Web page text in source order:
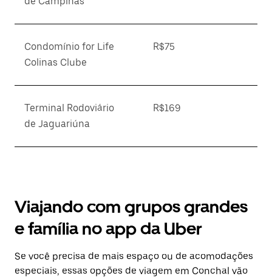
Condomínio for Life
Colinas Clube
R$75
Terminal Rodoviário
de Jaguariúna
R$169
Viajando com grupos grandes
e família no app da Uber
Se você precisa de mais espaço ou de acomodações
especiais, essas opções de viagem em Conchal vão